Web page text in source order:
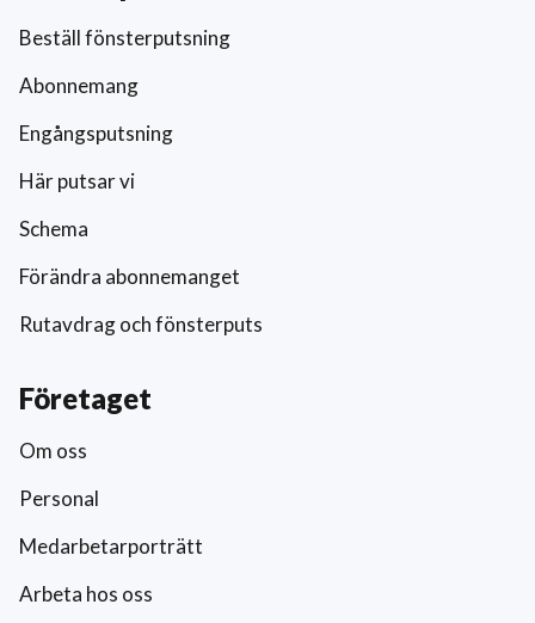
Beställ fönsterputsning
Abonnemang
Engångsputsning
Här putsar vi
Schema
Förändra abonnemanget
Rutavdrag och fönsterputs
Företaget
Om oss
Personal
Medarbetarporträtt
Arbeta hos oss